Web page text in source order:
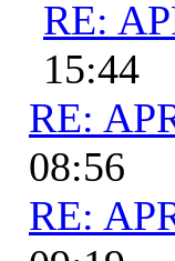
RE:
15:44
RE:
08:56
RE: